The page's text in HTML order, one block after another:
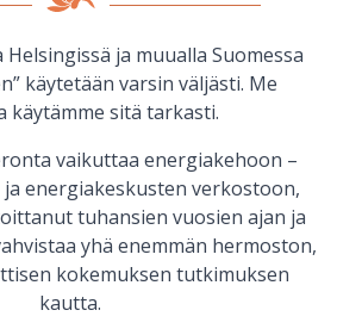
ja muualla Suomessa
käytetään varsin väljästi. Me
käytämme sitä tarkasti.
vaikuttaa energiakehoon –
energiakeskusten verkostoon,
tuhansien vuosien ajan ja
yhä enemmän hermoston,
kokemuksen tutkimuksen
kautta.